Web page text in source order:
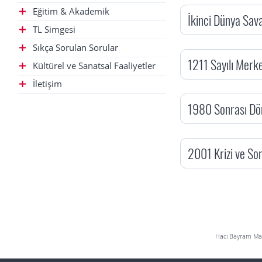
Eğitim & Akademik
TL Simgesi
Sıkça Sorulan Sorular
Kültürel ve Sanatsal Faaliyetler
İletişim
İkinci Dünya
1211 Sayılı
1980 Sonrası
2001 Krizi ve
Hacı Bayram